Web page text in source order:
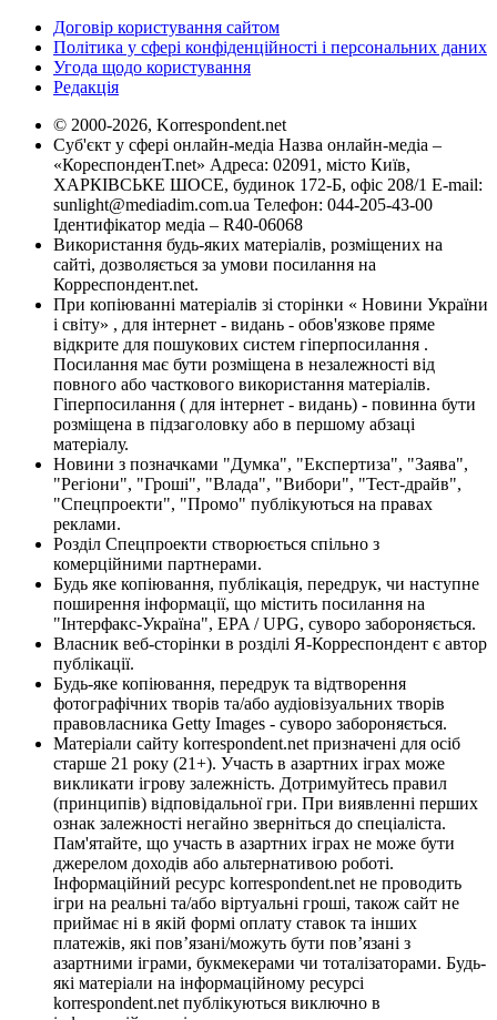
Договір користування сайтом
Політика у сфері конфіденційності і персональних даних
Угода щодо користування
Редакція
© 2000-2026, Korrespondent.net
Суб'єкт у сфері онлайн-медіа Назва онлайн-медіа –
«КореспонденТ.net» Адреса: 02091, місто Київ,
ХАРКІВСЬКЕ ШОСЕ, будинок 172-Б, офіс 208/1 E-mail:
sunlight@mediadim.com.ua Телефон: 044-205-43-00
Ідентифікатор медіа – R40-06068
Використання будь-яких матеріалів, розміщених на
сайті, дозволяється за умови посилання на
Корреспондент.net.
При копіюванні матеріалів зі сторінки « Новини України
і світу» , для інтернет - видань - обов'язкове пряме
відкрите для пошукових систем гіперпосилання .
Посилання має бути розміщена в незалежності від
повного або часткового використання матеріалів.
Гіперпосилання ( для інтернет - видань) - повинна бути
розміщена в підзаголовку або в першому абзаці
матеріалу.
Новини з позначками "Думка", "Експертиза", "Заява",
"Регіони", "Гроші", "Влада", "Вибори", "Тест-драйв",
"Спецпроекти", "Промо" публікуються на правах
реклами.
Розділ Спецпроекти створюється спільно з
комерційними партнерами.
Будь яке копіювання, публікація, передрук, чи наступне
поширення інформації, що містить посилання на
"Інтерфакс-Україна", EPA / UPG, суворо забороняється.
Власник веб-сторінки в розділі Я-Корреспондент є автор
публікації.
Будь-яке копіювання, передрук та відтворення
фотографічних творів та/або аудіовізуальних творів
правовласника Getty Images - суворо забороняється.
Матеріали сайту korrespondent.net призначені для осіб
старше 21 року (21+). Участь в азартних іграх може
викликати ігрову залежність. Дотримуйтесь правил
(принципів) відповідальної гри. При виявленні перших
ознак залежності негайно зверніться до спеціаліста.
Пам'ятайте, що участь в азартних іграх не може бути
джерелом доходів або альтернативою роботі.
Інформаційний ресурс korrespondent.net не проводить
ігри на реальні та/або віртуальні гроші, також сайт не
приймає ні в якій формі оплату ставок та інших
платежів, які пов’язані/можуть бути пов’язані з
азартними іграми, букмекерами чи тоталізаторами. Будь-
які матеріали на інформаційному ресурсі
korrespondent.net публікуються виключно в